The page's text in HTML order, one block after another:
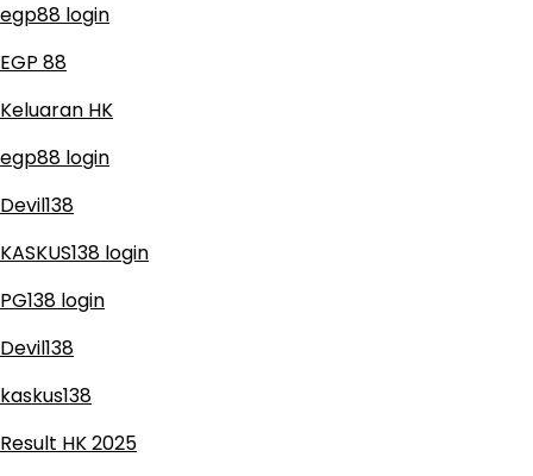
egp88 login
EGP 88
Keluaran HK
egp88 login
Devil138
KASKUS138 login
PG138 login
Devil138
kaskus138
Result HK 2025